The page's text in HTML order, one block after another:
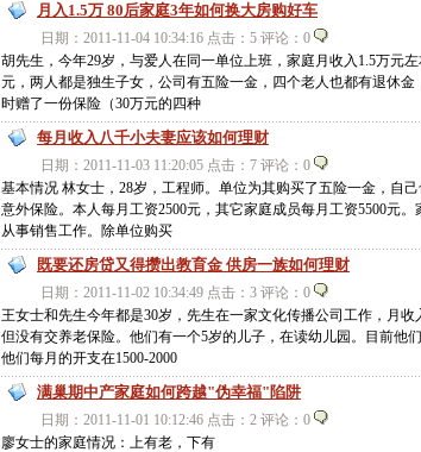
月入1.5万 80后家庭3年如何换大房购好车
日期：2011-11-04 10:34:16 点击：5 评论：0
胡先生，今年29岁，与爱人在同一单位上班，家庭月收入1.5万元
元，两人都是独生子女，公司有五险一金，四个老人也都有退休
时赠了一份保险（30万元的四种
每月收入八千小夫妻应该如何理财
日期：2011-11-03 11:20:05 点击：7 评论：0
基本情况 林女士，28岁，工程师。单位为其购买了五险一金，自
意外保险。本人每月工资2500元，其它家庭成员每月工资5500元
从事销售工作。除单位购买
既要还房贷又得攒出教育金 供房一族如何理财
日期：2011-11-02 10:34:49 点击：3 评论：0
王女士和先生今年都是30岁，先生在一家文化传播公司工作，月
但没有交养老保险。他们有一个5岁的儿子，在读幼儿园。目前他
他们每月的开支在1500-2000
满巢期中产家庭如何跨越"伪幸福"陷阱
日期：2011-11-01 10:12:46 点击：2 评论：0
廖女士的家庭情况：上有老，下有